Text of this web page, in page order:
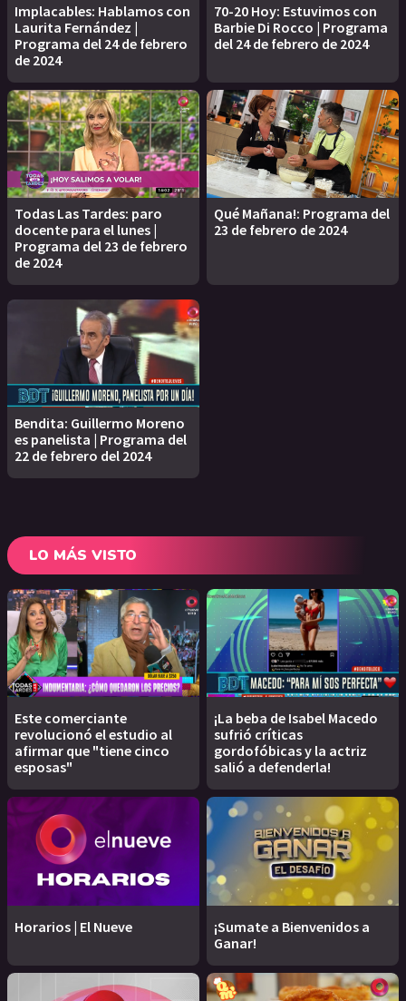
Implacables: Hablamos con
Laurita Fernández |
Programa del 24 de febrero
de 2024
70-20 Hoy: Estuvimos con
Barbie Di Rocco | Programa
del 24 de febrero de 2024
Todas Las Tardes: paro
docente para el lunes |
Programa del 23 de febrero
de 2024
Qué Mañana!: Programa del
23 de febrero de 2024
Bendita: Guillermo Moreno
es panelista | Programa del
22 de febrero del 2024
LO MÁS VISTO
Este comerciante
revolucionó el estudio al
afirmar que "tiene cinco
esposas"
¡La beba de Isabel Macedo
sufrió críticas
gordofóbicas y la actriz
salió a defenderla!
Horarios | El Nueve
¡Sumate a Bienvenidos a
Ganar!